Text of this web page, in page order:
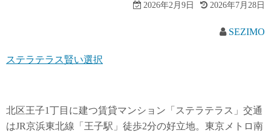
2026年2月9日 2026年7月28日
SEZIMO
ステラテラス賢い選択
北区王子1丁目に建つ賃貸マンション「ステラテラス」交通
はJR京浜東北線「王子駅」徒歩2分の好立地。東京メトロ南